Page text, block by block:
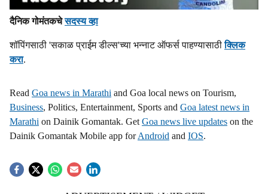
दैनिक गोमंतकचेसदस्य व्हा
शॉपिंगसाठी 'सकाळ प्राईम डील्स'च्या भन्नाट ऑफर्स पाहण्यासाठीक्लिक
करा.
Read Goa news in Marathi and Goa local news on Tourism,
Business, Politics, Entertainment, Sports and Goa latest news in
Marathi on Dainik Gomantak. Get Goa news live updates on the
Dainik Gomantak Mobile app forAndroid and IOS.